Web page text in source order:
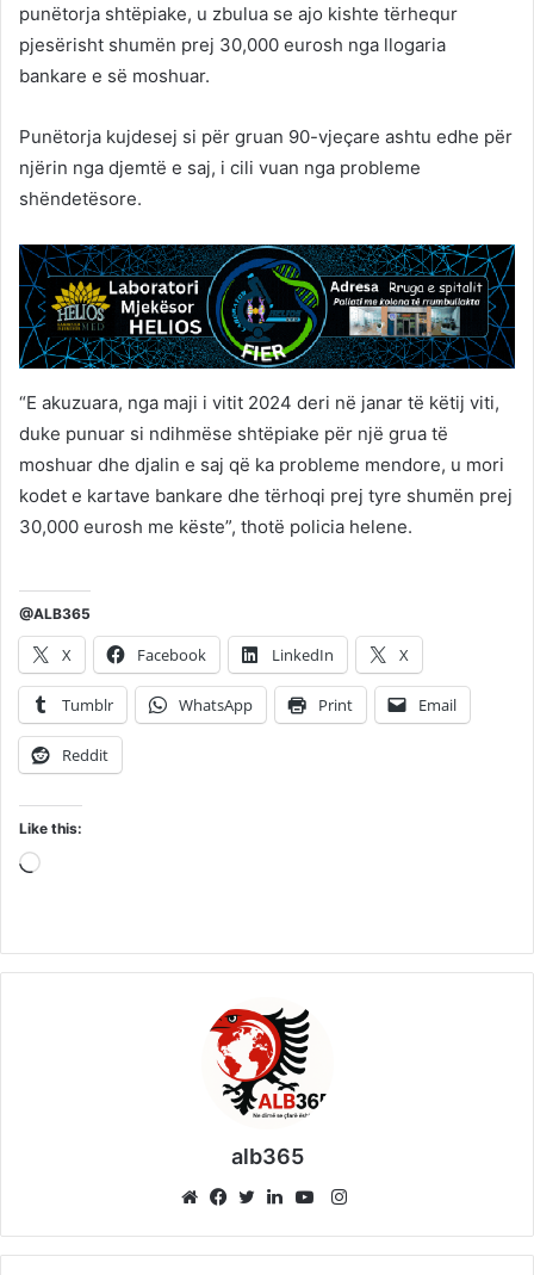
punëtorja shtëpiake, u zbulua se ajo kishte tërhequr
pjesërisht shumën prej 30,000 eurosh nga llogaria
bankare e së moshuar.
Punëtorja kujdesej si për gruan 90-vjeçare ashtu edhe për
njërin nga djemtë e saj, i cili vuan nga probleme
shëndetësore.
“E akuzuara, nga maji i vitit 2024 deri në janar të këtij viti,
duke punuar si ndihmëse shtëpiake për një grua të
moshuar dhe djalin e saj që ka probleme mendore, u mori
kodet e kartave bankare dhe tërhoqi prej tyre shumën prej
30,000 eurosh me këste”, thotë policia helene.
@ALB365
X Facebook LinkedIn X
Tumblr WhatsApp Print Email
Reddit
Like this:
Loading…
alb365
Instagram